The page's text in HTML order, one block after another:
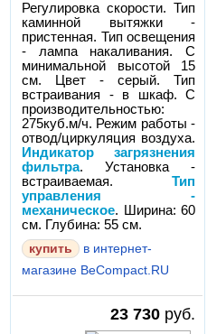
Регулировка скорости. Тип
каминной вытяжки -
пристенная. Тип освещения
- лампа накаливания. С
минимальной высотой 15
см. Цвет - серый. Тип
встраивания - в шкаф. С
производительностью:
275куб.м/ч. Режим работы -
отвод/циркуляция воздуха.
Индикатор загрязнения
фильтра. Установка -
встраиваемая.Тип
управления -
механическое. Ширина: 60
см. Глубина: 55 см.
в интернет-
магазине BeCompact.RU
23 730 руб.